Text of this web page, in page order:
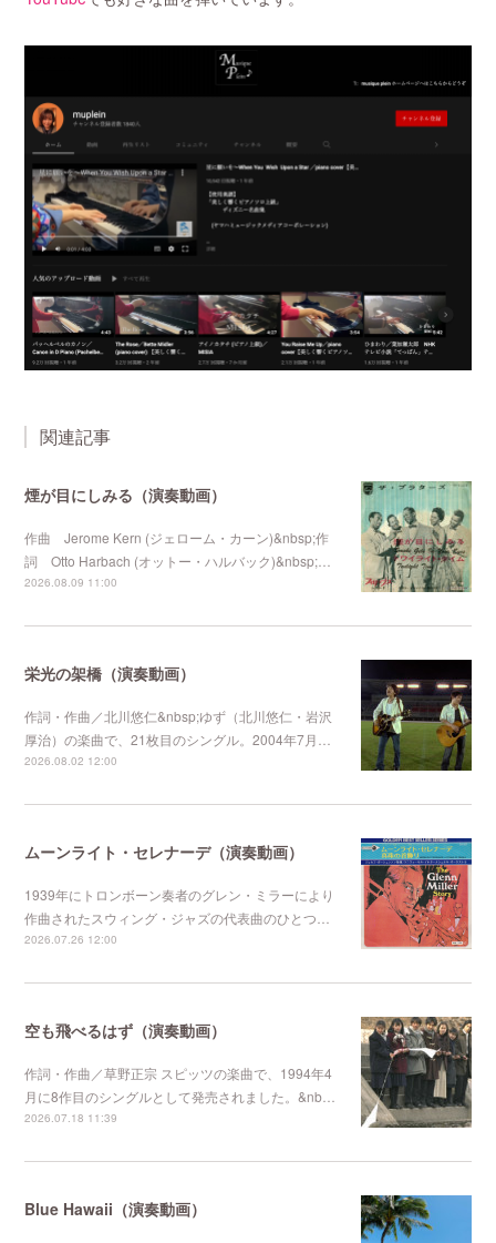
関連記事
煙が目にしみる（演奏動画）
作曲 Jerome Kern (ジェローム・カーン)&nbsp;作
詞 Otto Harbach (オットー・ハルバック)&nbsp;…
2026.08.09 11:00
栄光の架橋（演奏動画）
作詞・作曲／北川悠仁&nbsp;ゆず（北川悠仁・岩沢
厚治）の楽曲で、21枚目のシングル。2004年7月…
2026.08.02 12:00
ムーンライト・セレナーデ（演奏動画）
1939年にトロンボーン奏者のグレン・ミラーにより
作曲されたスウィング・ジャズの代表曲のひとつ…
2026.07.26 12:00
空も飛べるはず（演奏動画）
作詞・作曲／草野正宗 スピッツの楽曲で、1994年4
月に8作目のシングルとして発売されました。&nb…
2026.07.18 11:39
Blue Hawaii（演奏動画）